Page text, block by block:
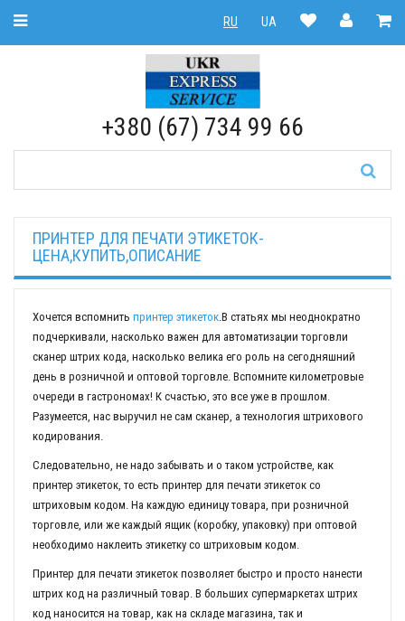
Toggle Navigation UA
RU |
RU
+380 (67) 734 99 66
ПРИНТЕР ДЛЯ ПЕЧАТИ ЭТИКЕТОК-
ЦЕНА,КУПИТЬ,ОПИСАНИЕ
Хочется вспомнить принтер этикеток.В статьях мы неоднократно
подчеркивали, насколько важен для автоматизации торговли
сканер штрих кода, насколько велика его роль на сегодняшний
день в розничной и оптовой торговле. Вспомните километровые
очереди в гастрономах! К счастью, это все уже в прошлом.
Разумеется, нас выручил не сам сканер, а технология штрихового
кодирования.
Следовательно, не надо забывать и о таком устройстве, как
принтер этикеток, то есть принтер для печати этикеток со
штриховым кодом. На каждую единицу товара, при розничной
торговле, или же каждый ящик (коробку, упаковку) при оптовой
необходимо наклеить этикетку со штриховым кодом.
Принтер для печати этикеток позволяет быстро и просто нанести
штрих код на различный товар. В больших супермаркетах штрих
код наносится на товар, как на складе магазина, так и